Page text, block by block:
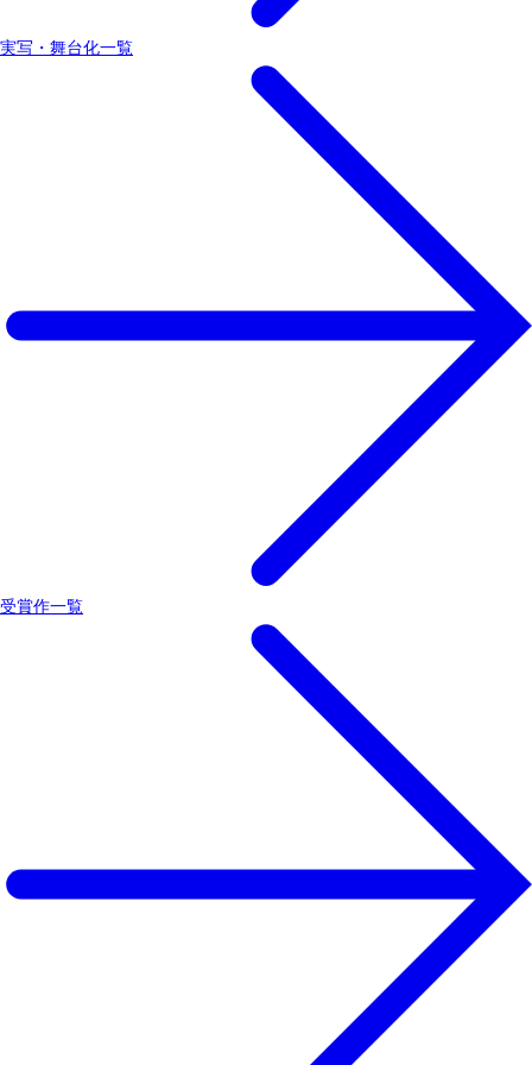
実写・舞台化一覧
受賞作一覧